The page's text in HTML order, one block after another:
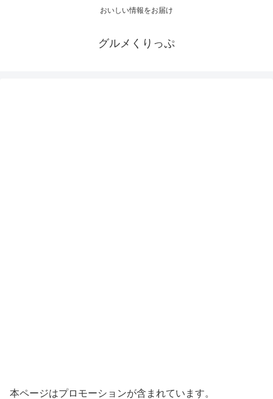
おいしい情報をお届け
グルメくりっぷ
本ページはプロモーションが含まれています。